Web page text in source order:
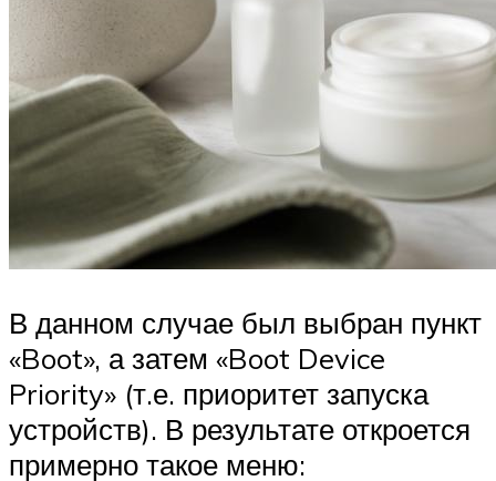
В данном случае был выбран пункт
«Boot», а затем «Boot Device
Priority» (т.е. приоритет запуска
устройств). В результате откроется
примерно такое меню: